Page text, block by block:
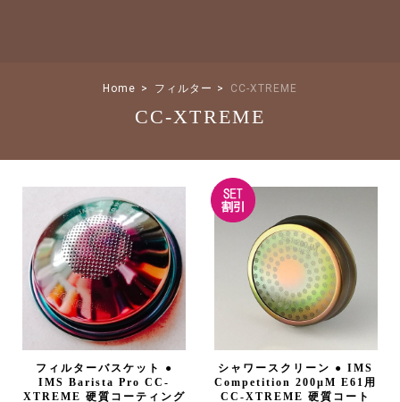
Home フィルター CC-XTREME
CC-XTREME
フィルターバスケット ●
IMS Barista Pro CC-
XTREME 硬質コーティング
シャワースクリーン ● IMS
Competition 200µM E61用
CC-XTREME 硬質コート